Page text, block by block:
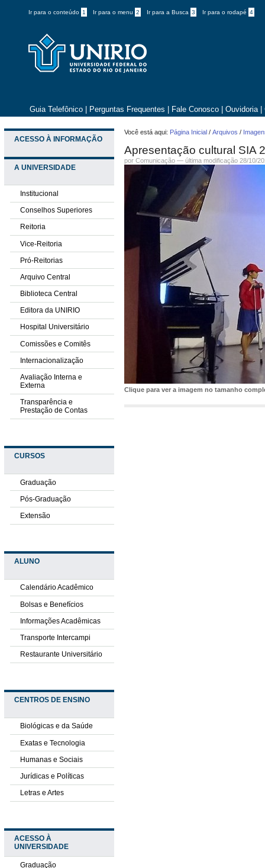
Ir para o conteúdo 1 Ir para o menu 2 Ir para a Busca 3 Ir para o rodapé 4
Guia Telefônico Perguntas Frequentes Fale Conosco Ouvidoria
ACESSO À INFORMAÇÃO
A UNIVERSIDADE
Institucional
Conselhos Superiores
Reitoria
Vice-Reitoria
Pró-Reitorias
Arquivo Central
Biblioteca Central
Editora da UNIRIO
Hospital Universitário
Comissões e Comitês
Internacionalização
Avaliação Interna e
Externa
Transparência e
Prestação de Contas
CURSOS
Graduação
Pós-Graduação
Extensão
ALUNO
Calendário Acadêmico
Bolsas e Benefícios
Informações Acadêmicas
Transporte Intercampi
Restaurante Universitário
CENTROS DE ENSINO
Biológicas e da Saúde
Exatas e Tecnologia
Humanas e Sociais
Jurídicas e Políticas
Letras e Artes
ACESSO À
UNIVERSIDADE
Graduação
Você está aqui: Página Inicial /Arquivos /
Apresentação cultural SIA
porComunicação —última modificação 28/10/
Clique para ver a imagem no tamanho